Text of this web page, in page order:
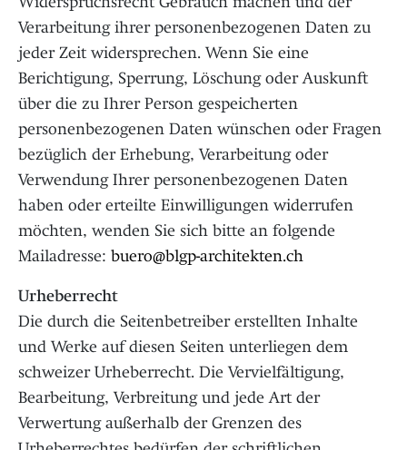
Verarbeitung ihrer personenbezogenen Daten zu
jeder Zeit widersprechen. Wenn Sie eine
Berichtigung, Sperrung, Löschung oder Auskunft
über die zu Ihrer Person gespeicherten
personenbezogenen Daten wünschen oder Fragen
bezüglich der Erhebung, Verarbeitung oder
Verwendung Ihrer personenbezogenen Daten
haben oder erteilte Einwilligungen widerrufen
möchten, wenden Sie sich bitte an folgende
Mailadresse: buero@blgp-architekten.ch
Urheberrecht
Die durch die Seitenbetreiber erstellten Inhalte
und Werke auf diesen Seiten unterliegen dem
schweizer Urheberrecht. Die Vervielfältigung,
Bearbeitung, Verbreitung und jede Art der
Verwertung außerhalb der Grenzen des